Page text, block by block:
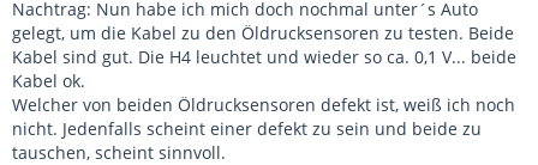
Nachtrag: Nun habe ich mich doch nochmal unter´s Auto
gelegt, um die Kabel zu den Öldrucksensoren zu testen. Beide
Kabel sind gut. Die H4 leuchtet und wieder so ca. 0,1 V... beide
Kabel ok.
Welcher von beiden Öldrucksensoren defekt ist, weiß ich noch
nicht. Jedenfalls scheint einer defekt zu sein und beide zu
tauschen, scheint sinnvoll.